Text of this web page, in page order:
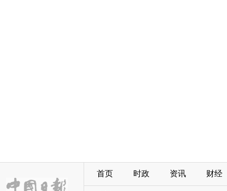
首页 时政 资讯 财经